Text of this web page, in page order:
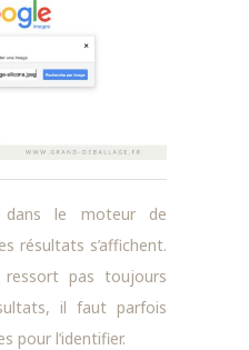
dans le moteur de
résultats s’affichent.
pas toujours
il faut parfois
pour l’identifier.